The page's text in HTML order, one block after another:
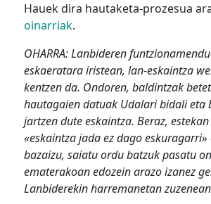
Hauek dira hautaketa-prozesua
oinarriak.
OHARRA: Lanbideren
eskaeratara iristean, lan-eskaintza
kentzen da. Ondoren, baldintzak
hautagaien datuak Udalari bidali eta
jartzen dute eskaintza. Beraz,
«eskaintza jada ez dago
bazaizu, saiatu ordu batzuk pasatu
ematerakoan edozein arazo izanez
Lanbiderekin harremanetan